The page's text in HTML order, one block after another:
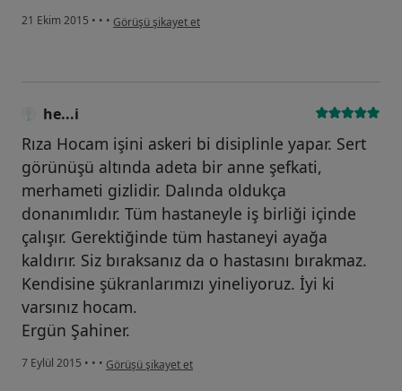
21 Ekim 2015 • • • kullanıcının görüşüne göre he...i
Görüşü şikayet et
he...i
Rıza Hocam işini askeri bi disiplinle yapar. Sert
görünüşü altında adeta bir anne şefkati,
merhameti gizlidir. Dalında oldukça
donanımlıdır. Tüm hastaneyle iş birliği içinde
çalışır. Gerektiğinde tüm hastaneyi ayağa
kaldırır. Siz bıraksanız da o hastasını bırakmaz.
Kendisine şükranlarımızı yineliyoruz. İyi ki
varsınız hocam.
Ergün Şahiner.
7 Eylül 2015 • • • kullanıcının görüşüne göre he...i
Görüşü şikayet et